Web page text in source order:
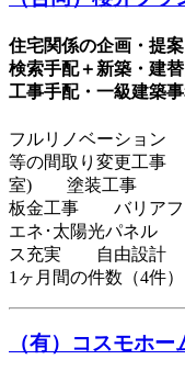
住宅関係の企画・提
検索手配＋新築・建
工事手配・一級建築
フルリノベーショ
等の間取り変更工事
室) 塗装工事
板金工事 バリ
エネ･太陽光パネ
ス充実 自由設計
1ヶ月間の件数（4件）
（有）コスモホー